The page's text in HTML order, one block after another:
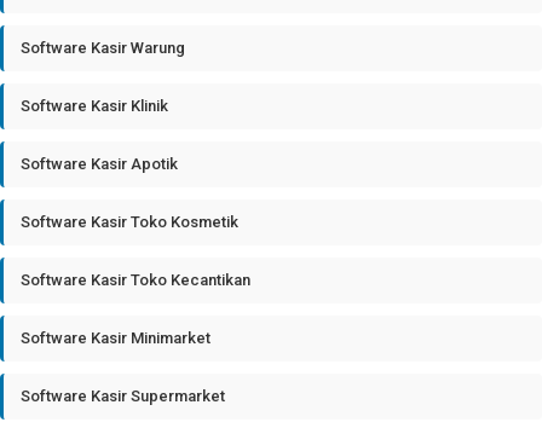
Software Kasir Warung
Software Kasir Klinik
Software Kasir Apotik
Software Kasir Toko Kosmetik
Software Kasir Toko Kecantikan
Software Kasir Minimarket
Software Kasir Supermarket